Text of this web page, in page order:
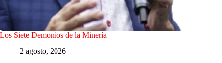
Los Siete Demonios de la Minería
2 agosto, 2026